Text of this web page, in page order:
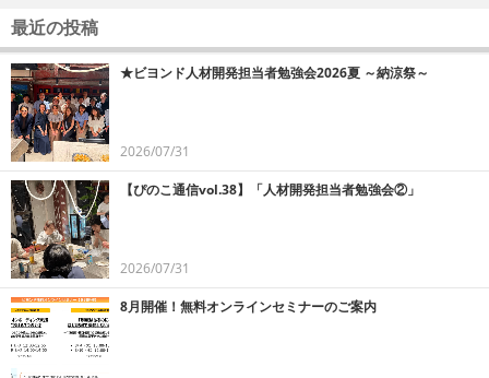
最近の投稿
★ビヨンド人材開発担当者勉強会2026夏 ～納涼祭～
2026/07/31
【ぴのこ通信vol.38】「人材開発担当者勉強会②」
2026/07/31
8月開催！無料オンラインセミナーのご案内